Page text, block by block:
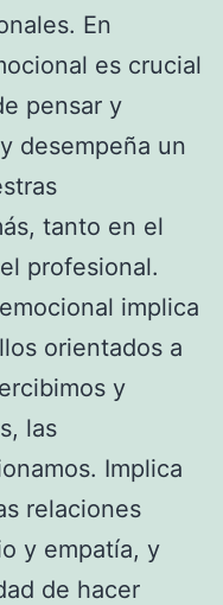
En
es crucial
pensar y
desempeña un
tanto en el
profesional.
implica
orientados a
y
las
Implica
relaciones
y empatía, y
de hacer